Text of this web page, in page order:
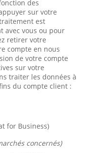
des
sur votre
est
avec vous ou pour
retirer votre
compte en nous
de votre compte
sur votre
traiter les données à
du compte client :
for Business)
concernés)